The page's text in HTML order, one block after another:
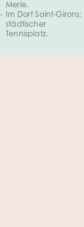
Merle.
Im Dorf Saint-Girons:
städtischer
Tennisplatz.